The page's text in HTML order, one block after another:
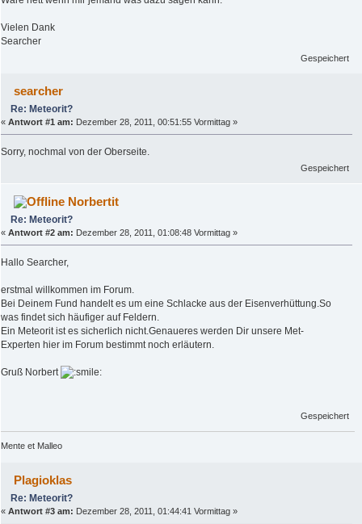
Vielen Dank
Searcher
Gespeichert
searcher
Re: Meteorit?
« Antwort #1 am: Dezember 28, 2011, 00:51:55 Vormittag »
Sorry, nochmal von der Oberseite.
Gespeichert
Norbertit
Re: Meteorit?
« Antwort #2 am: Dezember 28, 2011, 01:08:48 Vormittag »
Hallo Searcher,
erstmal willkommen im Forum.
Bei Deinem Fund handelt es um eine Schlacke aus der Eisenverhüttung.So
was findet sich häufiger auf Feldern.
Ein Meteorit ist es sicherlich nicht.Genaueres werden Dir unsere Met-
Experten hier im Forum bestimmt noch erläutern.
Gruß Norbert
Gespeichert
Mente et Malleo
Plagioklas
Re: Meteorit?
« Antwort #3 am: Dezember 28, 2011, 01:44:41 Vormittag »